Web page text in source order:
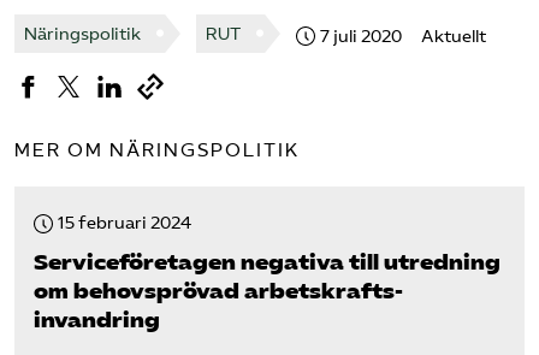
In English
Om webbplatsen
Näringspolitik RUT 7 juli 2020 Aktuellt
MER OM NÄRINGSPOLITIK
15 februari 2024
Service­företagen negativa till utredning
om behovsprövad arbetskrafts­
invandring